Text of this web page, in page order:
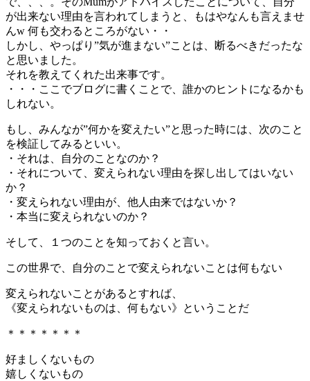
が出来ない理由を言われてしまうと、もはやなんも言えませ
んw 何も交わるところがない・・
しかし、やっぱり”気が進まない”ことは、断るべきだったな
と思いました。
それを教えてくれた出来事です。
・・・ここでブログに書くことで、誰かのヒントになるかも
しれない。
もし、みんなが”何かを変えたい”と思った時には、次のこと
を検証してみるといい。
・それは、自分のことなのか？
・それについて、変えられない理由を探し出してはいない
か？
・変えられない理由が、他人由来ではないか？
・本当に変えられないのか？
そして、１つのことを知っておくと言い。
この世界で、自分のことで変えられないことは何もない
変えられないことがあるとすれば、
《変えられないものは、何もない》ということだ
＊＊＊＊＊＊＊
好ましくないもの
嬉しくないもの